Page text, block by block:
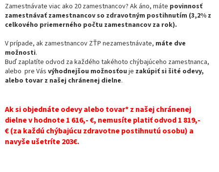
Zamestnávate viac ako 20 zamestnancov? Ak áno, máte povinnosť
zamestnávať zamestnancov so zdravotným postihnutím (3,2% z
celkového priemerného počtu zamestnancov za rok).
V prípade, ak zamestnancov ZŤP nezamestnávate, máte dve
možnosti.
Buď zaplatíte odvod za každého takéhoto chýbajúceho zamestnanca,
alebo pre Vás výhodnejšou možnosťou je zakúpiť si šité odevy,
alebo tovar z našej chránenej dielne.
Ak si objednáte odevy alebo tovar* z našej chránenej
dielne v hodnote 1 616,- €, nemusíte platiť odvod 1 819,-
€ (za každú chýbajúcu zdravotne postihnutú osobu) a
navyše ušetríte 203€.